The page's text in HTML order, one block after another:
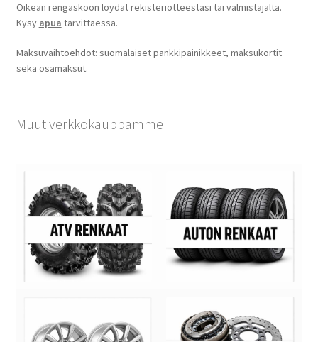
Oikean rengaskoon löydät rekisteriotteestasi tai valmistajalta.
Kysy apua tarvittaessa.
Maksuvaihtoehdot: suomalaiset pankkipainikkeet, maksukortit
sekä osamaksut.
Muut verkkokauppamme